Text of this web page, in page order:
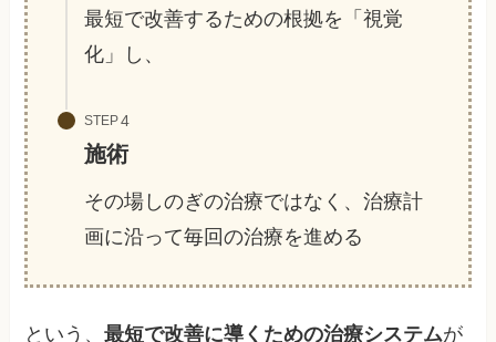
最短で改善するための根拠を「視覚
化」し、
STEP
施術
その場しのぎの治療ではなく、治療計
画に沿って毎回の治療を進める
という、最短で改善に導くための治療システムが